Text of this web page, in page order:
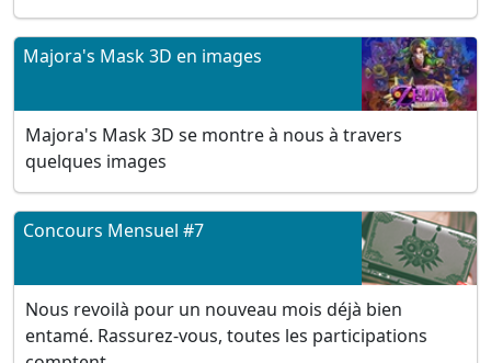
Majora's Mask 3D en images
Majora's Mask 3D se montre à nous à travers
quelques images
Concours Mensuel #7
Nous revoilà pour un nouveau mois déjà bien
entamé. Rassurez-vous, toutes les participations